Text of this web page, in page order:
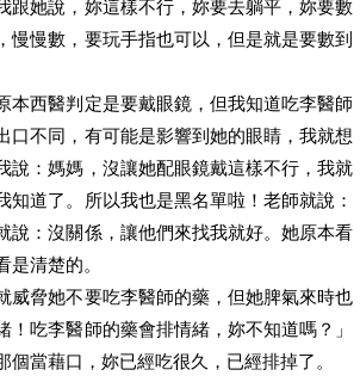
跟她說，妳這樣不行，妳要去躺平，妳要數
慢慢數，要玩手指也可以，但是就是要數到
本西醫判定是要戴眼鏡，但我知道吃李醫師
口不同，有可能是影響到她的眼睛，我就想
說：媽媽，沒讓她配眼鏡戴這樣不行，我就
知道了。所以我也是黑名單啦！老師就說：
說：沒關係，讓他們來找我就好。她原本看
是清楚的。
威脅她不要吃李醫師的藥，但她脾氣來時也
！吃李醫師的藥會排情緒，妳不知道嗎？」
個當藉口，妳已經吃很久，已經排掉了。